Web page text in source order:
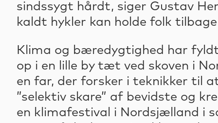
sindssygt hårdt, siger Gustav
kaldt hykler kan holde folk
Klima og bæredygtighed har
op i en lille by tæt ved skoven i
en far, der forsker i teknikker til
”selektiv skare” af bevidste og
en klimafestival i Nordsjælland i